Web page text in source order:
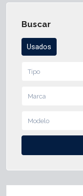
Buscar
Usados
Tipo
Marca
Modelo